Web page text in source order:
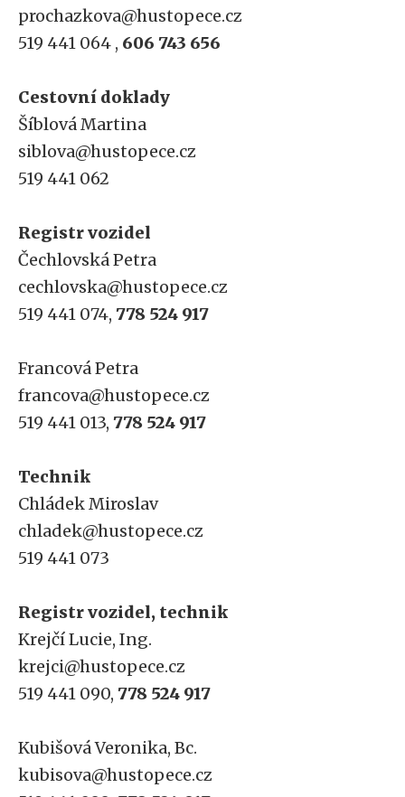
prochazkova@hustopece.cz
519 441 064 , 606 743 656
Cestovní doklady
Šíblová Martina
siblova@hustopece.cz
519 441 062
Registr vozidel
Čechlovská Petra
cechlovska@hustopece.cz
519 441 074, 778 524 917
Francová Petra
francova@hustopece.cz
519 441 013, 778 524 917
Technik
Chládek Miroslav
chladek@hustopece.cz
519 441 073
Registr vozidel, technik
Krejčí Lucie, Ing.
krejci@hustopece.cz
519 441 090, 778 524 917
Kubišová Veronika, Bc.
kubisova@hustopece.cz